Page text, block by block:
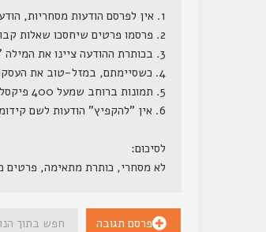
1. אין לפרסם הודעות מסחריות, הודעות אלה תמחקנה ללא התראה.
2. פרסמו פרטים שיחסכו שאלות קבועות שיופיעו מייד, דגם מדוייק, מחיר (כן, מחיר, הרי ממילא השאלה כמה תצוץ, וזה לא סוד שמור), גמישות במחיר, תוספות קבועות ותוספות אפשריות.
3. בכותרת ההודעה ציינו את המילה "למכירה" או "מחפש" או משהו בסגנון.
4. כשסיימתם, במזל-טוב את העסקה, ערכו את ההודעה המקורית, והוסיפו לשורת הנושא שלה את המילה "נמכר", אנו נעבור מדי פעם ונמחק את ההודעות הללו.
5. תמונות ברוחב שמעל 400 פיקסל יימחקו, מכיוון שהן גורמות לשבירת מסגרת האתר.
6. אין "להקפיץ" הודעות לשם קידומן לראש הרשימה בתכיפות חריגה (כפי שתראה למנהל הפורום), הודעות ש"יוקפצו" - ינעלו.
לסיכום:
לא מסחרי, כותרת מתאימה, פרטים
פרסם תגובה